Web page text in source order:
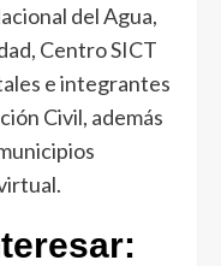
del Agua,
Centro SICT
e integrantes
Civil, además